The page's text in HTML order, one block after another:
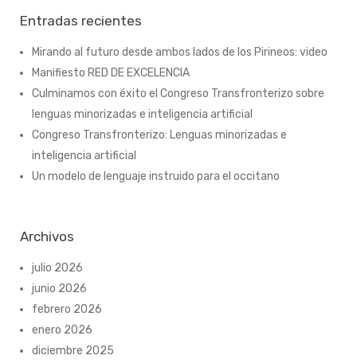
Entradas recientes
Mirando al futuro desde ambos lados de los Pirineos: video
Manifiesto RED DE EXCELENCIA
Culminamos con éxito el Congreso Transfronterizo sobre
lenguas minorizadas e inteligencia artificial
Congreso Transfronterizo: Lenguas minorizadas e
inteligencia artificial
Un modelo de lenguaje instruido para el occitano
Archivos
julio 2026
junio 2026
febrero 2026
enero 2026
diciembre 2025